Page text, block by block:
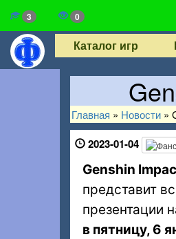
3 0
Каталог игр
Главная » Новости »
2023-01-04
Genshin
представит
презентации
в пятницу, 6